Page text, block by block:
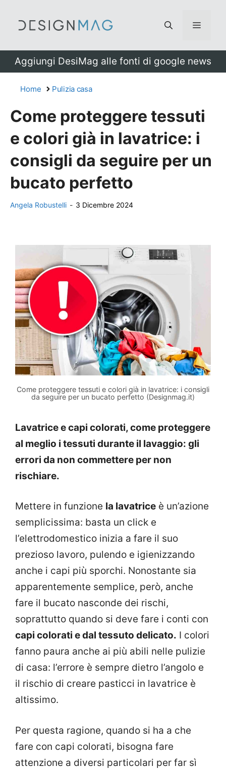
Menu
Aggiungi DesiMag alle fonti di google news
Home Pulizia casa
Come proteggere tessuti
e colori già in lavatrice: i
consigli da seguire per un
bucato perfetto
Angela Robustelli - 3 Dicembre 2024
Come proteggere tessuti e colori già in lavatrice: i consigli
da seguire per un bucato perfetto (Designmag.it)
Lavatrice e capi colorati, come proteggere
al meglio i tessuti durante il lavaggio: gli
errori da non commettere per non
rischiare.
Mettere in funzione la lavatrice è un’azione
semplicissima: basta un click e
l’elettrodomestico inizia a fare il suo
prezioso lavoro, pulendo e igienizzando
anche i capi più sporchi. Nonostante sia
apparentemente semplice, però, anche
fare il bucato nasconde dei rischi,
soprattutto quando si deve fare i conti con
capi colorati e dal tessuto delicato. I colori
fanno paura anche ai più abili nelle pulizie
di casa: l’errore è sempre dietro l’angolo e
il rischio di creare pasticci in lavatrice è
altissimo.
Per questa ragione, quando si ha a che
fare con capi colorati, bisogna fare
attenzione a diversi particolari per far sì